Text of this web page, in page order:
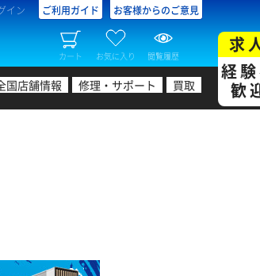
イン ご利用ガイド お客様からのご意見
カート お気に入り 閲覧履歴
国店舗情報 修理・サポート 買取
求
経
歓